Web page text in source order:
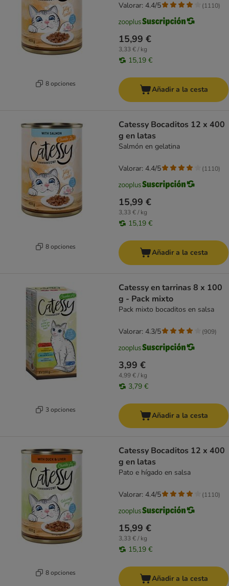
8 opciones
15,99 €
3,33 € / kg
15,19 €
Valorar: 4.4/5 (1110)
Añadir a la cesta
8 opciones
Catessy Bocaditos 12 x 400
g en latas
Salmón en gelatina
15,99 €
3,33 € / kg
15,19 €
Valorar: 4.4/5 (1110)
Añadir a la cesta
3 opciones
Catessy en tarrinas 8 x 100
g - Pack mixto
Pack mixto bocaditos en salsa
3,99 €
4,99 € / kg
3,79 €
Valorar: 4.3/5 (909)
Añadir a la cesta
8 opciones
Catessy Bocaditos 12 x 400
g en latas
Pato e hígado en salsa
15,99 €
3,33 € / kg
15,19 €
Valorar: 4.4/5 (1110)
Añadir a la cesta